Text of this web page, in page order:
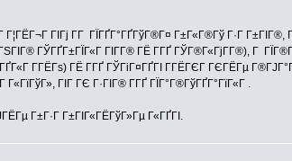
ГІГј Г­Г ГЇГҐГ°ГҐГўГ®Г¤ Г±Г«Г®Гў Г·Г Г±ГІГ®,
ГЎГҐГ±ГЇГ«Г ГІГ­Г® ГЁ Г­ГҐ ГЎГ®Г«ГјГ­Г®), Г
Г­ГЁГѕ) ГЁ Г­ГҐ ГЎГіГ¤ГҐГІ Г­ГЁГЄГ ГЄГЁГµ
ГІГ ГЄ Г·ГІГ® Г­ГҐ ГЇГ°Г®ГўГҐГ°ГїГ«Г .
Г±Г·Г Г±ГІГ«ГЁГўГ»Гµ Г«ГҐГІ.